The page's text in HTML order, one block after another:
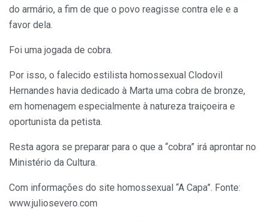
do armário, a fim de que o povo reagisse contra ele e a
favor dela.
Foi uma jogada de cobra.
Por isso, o falecido estilista homossexual Clodovil
Hernandes havia dedicado à Marta uma cobra de bronze,
em homenagem especialmente à natureza traiçoeira e
oportunista da petista.
Resta agora se preparar para o que a “cobra” irá aprontar no
Ministério da Cultura.
Com informações do site homossexual “A Capa”. Fonte:
www.juliosevero.com